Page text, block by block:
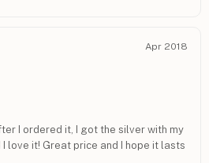
Apr 2018
I ordered it, I got the silver with my
love it! Great price and I hope it lasts